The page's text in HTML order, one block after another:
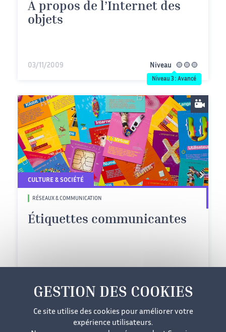
À propos de l’Internet des
objets
03/11/2009 Niveau avancé
Niveau 3 : Avancé
CULTURE & SOCIÉTÉ
RÉSEAUX & COMMUNICATION
Étiquettes communicantes
Niveau 2 : Intermédiaire
Ce site utilise des cookies pour améliorer votre
expérience utilisateurs.